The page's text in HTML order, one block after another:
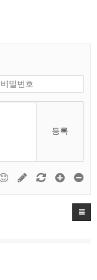
등록